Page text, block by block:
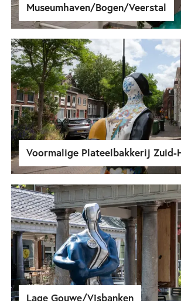
Museumhaven/Bogen/Veerstal
Voormalige Plateelbakkerij Zuid-
Lage Gouwe/Visbanken